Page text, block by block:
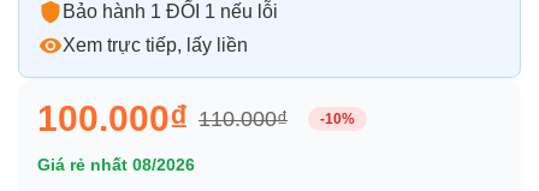
Bảo hành 1 ĐỔI 1 nếu lỗi
Xem trực tiếp, lấy liền
100.000₫ 110.000₫ -10%
Giá rẻ nhất 08/2026